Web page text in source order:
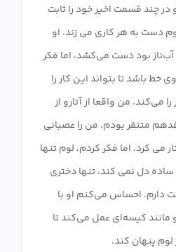
در چند قسمت اخیر خود را ثابت
دست به هر کاری می زند. او
بود دست می‌کشد، اما فکر
خط باشد تا بتواند این کار را
می‌کند. من واقعا از آتارو از
متنفر بودم. من را عصبانی
می کرد. اما فکر کردم، لوم تنها
دل نمی کند، تنها دختری
دارم. احساس می‌کنم او با
کیسه‌ای عمل می‌کند تا
پنهان کند.